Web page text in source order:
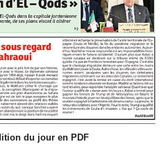
du jour en PDF